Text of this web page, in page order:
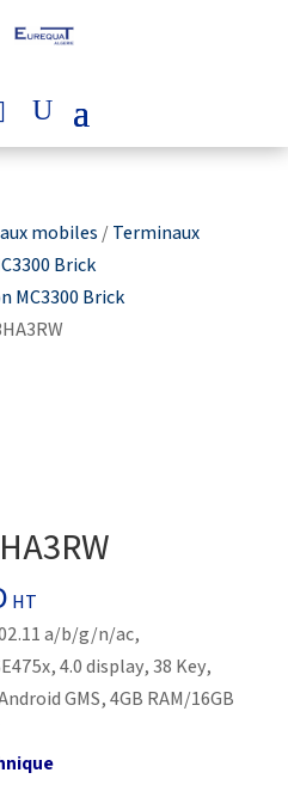
mobiles /Terminaux
Brick
MC3300 Brick
HT
a/b/g/n/ac,
4.0 display, 38 Key,
GMS, 4GB RAM/16GB